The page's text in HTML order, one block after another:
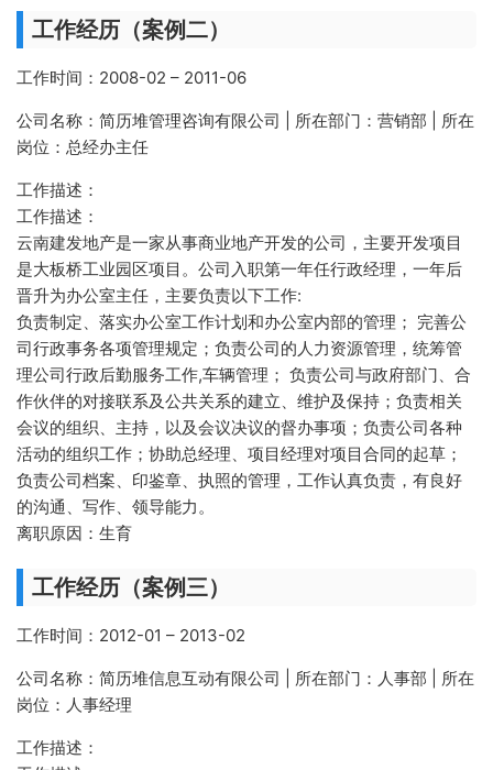
工作经历（案例二）
工作时间：2008-02 – 2011-06
公司名称：简历堆管理咨询有限公司 | 所在部门：营销部 | 所在
岗位：总经办主任
工作描述：
工作描述：
云南建发地产是一家从事商业地产开发的公司，主要开发项目
是大板桥工业园区项目。公司入职第一年任行政经理，一年后
晋升为办公室主任，主要负责以下工作:
负责制定、落实办公室工作计划和办公室内部的管理； 完善公
司行政事务各项管理规定；负责公司的人力资源管理，统筹管
理公司行政后勤服务工作,车辆管理； 负责公司与政府部门、合
作伙伴的对接联系及公共关系的建立、维护及保持；负责相关
会议的组织、主持，以及会议决议的督办事项；负责公司各种
活动的组织工作；协助总经理、项目经理对项目合同的起草；
负责公司档案、印鉴章、执照的管理，工作认真负责，有良好
的沟通、写作、领导能力。
离职原因：生育
工作经历（案例三）
工作时间：2012-01 – 2013-02
公司名称：简历堆信息互动有限公司 | 所在部门：人事部 | 所在
岗位：人事经理
工作描述：